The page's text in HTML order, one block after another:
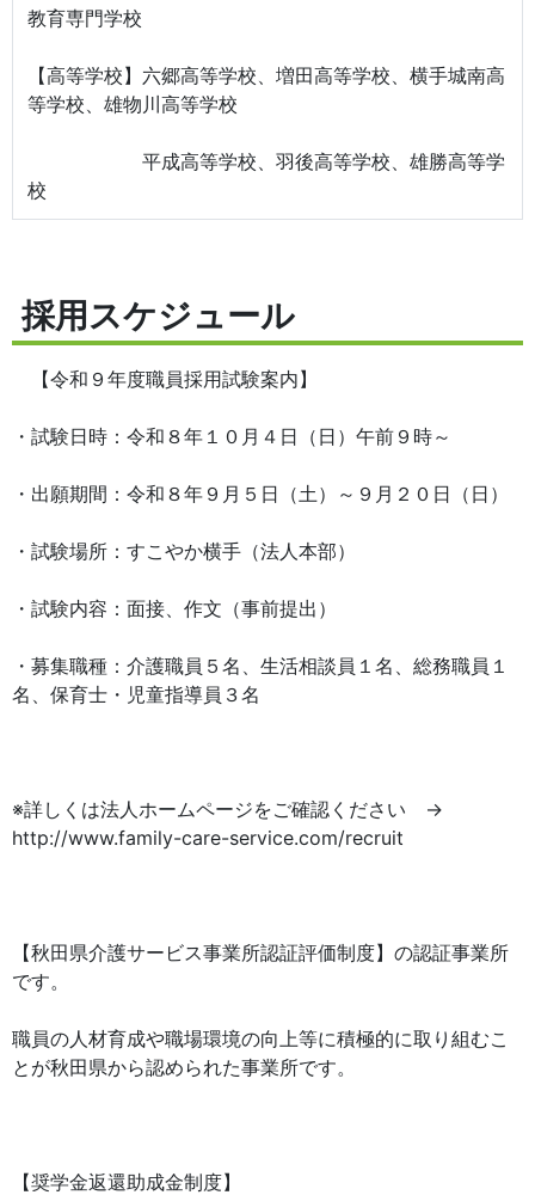
教育専門学校
【高等学校】六郷高等学校、増田高等学校、横手城南高
等学校、雄物川高等学校
平成高等学校、羽後高等学校、雄勝高等学
校
採用スケジュール
【令和９年度職員採用試験案内】
・試験日時：令和８年１０月４日（日）午前９時～
・出願期間：令和８年９月５日（土）～９月２０日（日）
・試験場所：すこやか横手（法人本部）
・試験内容：面接、作文（事前提出）
・募集職種：介護職員５名、生活相談員１名、総務職員１
名、保育士・児童指導員３名
※詳しくは法人ホームページをご確認ください →
http://www.family-care-service.com/recruit
【秋田県介護サービス事業所認証評価制度】の認証事業所
です。
職員の人材育成や職場環境の向上等に積極的に取り組むこ
とが秋田県から認められた事業所です。
【奨学金返還助成金制度】